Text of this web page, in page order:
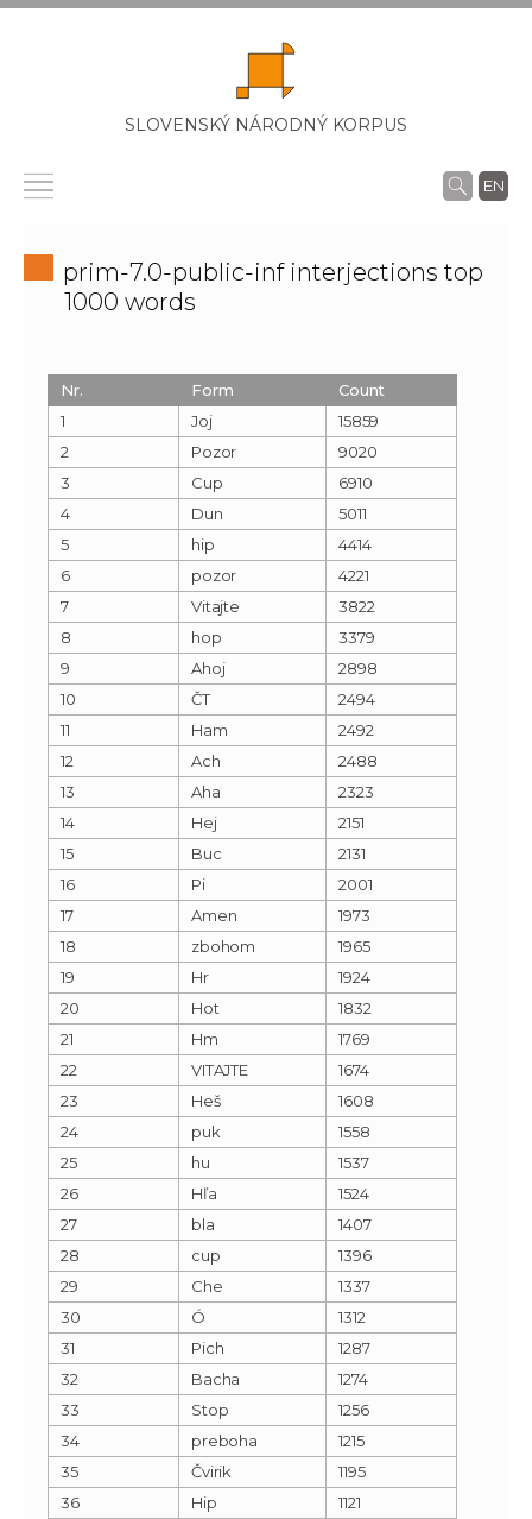
SLOVENSKÝ NÁRODNÝ KORPUS
EN
prim-7.0-public-inf interjections top
1000 words
Nr. Form
Count
1
Joj
15859
2
Pozor
9020
3
Cup
6910
4
Dun
5011
5
hip
4414
6
pozor
4221
7
Vitajte
3822
8
hop
3379
9
Ahoj
2898
10
ČT
2494
11
Ham
2492
12
Ach
2488
13
Aha
2323
14
Hej
2151
15
Buc
2131
16
Pi
2001
17
Amen
1973
18
zbohom
1965
19
Hr
1924
20
Hot
1832
21
Hm
1769
22
VITAJTE
1674
23
Heš
1608
24
puk
1558
25
hu
1537
26
Hľa
1524
27
bla
1407
28
cup
1396
29
Che
1337
30
Ó
1312
31
Pich
1287
32
Bacha
1274
33
Stop
1256
34
preboha
1215
35
Čvirik
1195
36
Hip
1121